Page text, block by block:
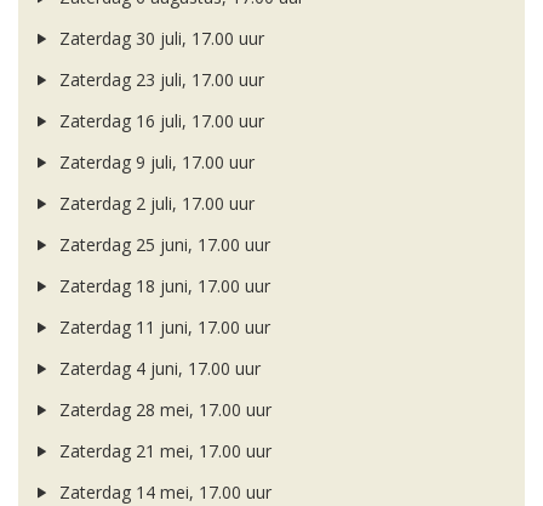
Zaterdag 30 juli, 17.00 uur
Zaterdag 23 juli, 17.00 uur
Zaterdag 16 juli, 17.00 uur
Zaterdag 9 juli, 17.00 uur
Zaterdag 2 juli, 17.00 uur
Zaterdag 25 juni, 17.00 uur
Zaterdag 18 juni, 17.00 uur
Zaterdag 11 juni, 17.00 uur
Zaterdag 4 juni, 17.00 uur
Zaterdag 28 mei, 17.00 uur
Zaterdag 21 mei, 17.00 uur
Zaterdag 14 mei, 17.00 uur